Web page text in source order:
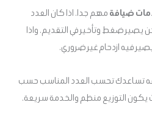
ضيافة مهم جدا. اذا كان العدد
يصير ضغط وتأخير في التقديم. واذا
فيه ازدحام غير ضروري.
تساعدك تحسب العدد المناسب حسب
يكون التوزيع منظم والخدمة سريعة.